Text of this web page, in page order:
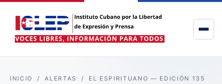
INICIO /ALERTAS / EL ESPIRITUANO — EDICIÓN 135